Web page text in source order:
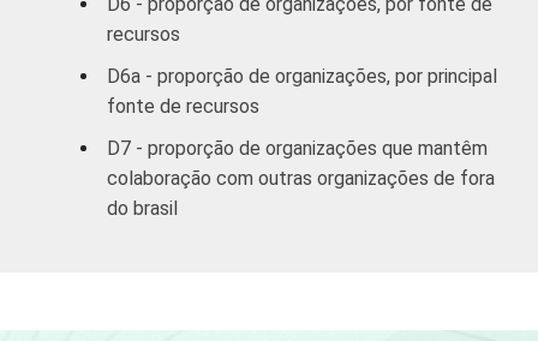
recursos
D6a - proporção de organizações, por principal
fonte de recursos
D7 - proporção de organizações que mantêm
colaboração com outras organizações de fora
do brasil